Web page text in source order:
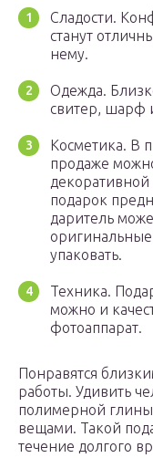
Сладости.
станут
нему.
Одежда.
свитер, шарф
Косметика. В
продаже
подарок
даритель
упаковать.
Техника.
можно и
фотоаппарат.
Понравятся
работы. Удивить
полимерной
вещами. Такой
течение долгого